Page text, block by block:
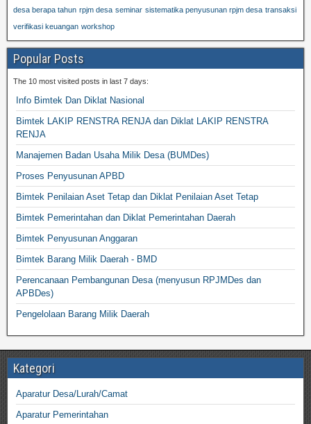
desa berapa tahun rpjm desa seminar sistematika penyusunan rpjm desa transaksi
verifikasi keuangan workshop
Popular Posts
The 10 most visited posts in last 7 days:
Info Bimtek Dan Diklat Nasional
Bimtek LAKIP RENSTRA RENJA dan Diklat LAKIP RENSTRA
RENJA
Manajemen Badan Usaha Milik Desa (BUMDes)
Proses Penyusunan APBD
Bimtek Penilaian Aset Tetap dan Diklat Penilaian Aset Tetap
Bimtek Pemerintahan dan Diklat Pemerintahan Daerah
Bimtek Penyusunan Anggaran
Bimtek Barang Milik Daerah - BMD
Perencanaan Pembangunan Desa (menyusun RPJMDes dan
APBDes)
Pengelolaan Barang Milik Daerah
Kategori
Aparatur Desa/Lurah/Camat
Aparatur Pemerintahan